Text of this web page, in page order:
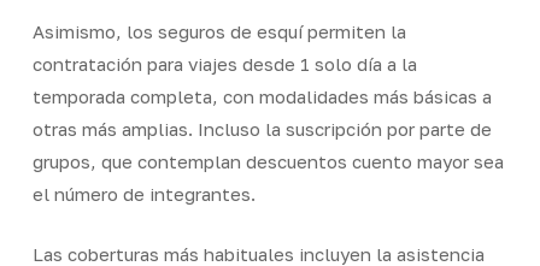
Asimismo, los seguros de esquí permiten la
contratación para viajes desde 1 solo día a la
temporada completa, con modalidades más básicas a
otras más amplias. Incluso la suscripción por parte de
grupos, que contemplan descuentos cuento mayor sea
el número de integrantes.
Las coberturas más habituales incluyen la asistencia